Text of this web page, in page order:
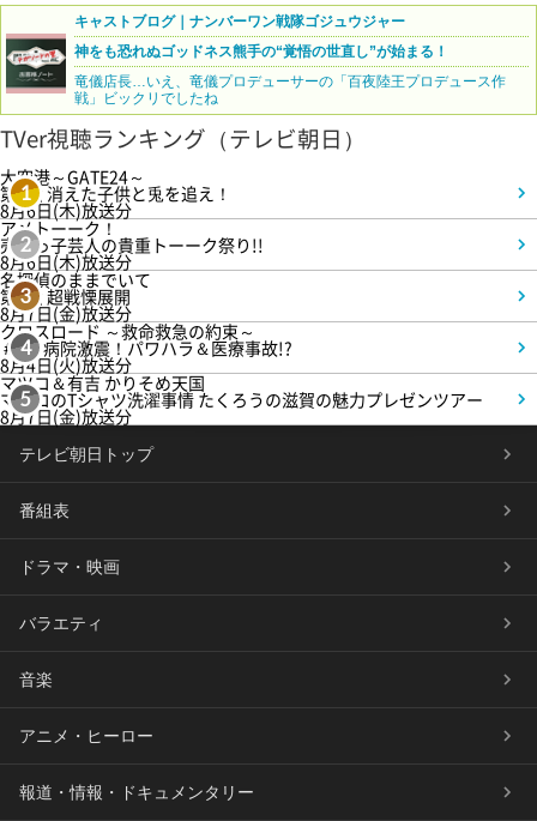
キャストブログ｜ナンバーワン戦隊ゴジュウジャー
神をも恐れぬゴッドネス熊手の“覚悟の世直し”が始まる！
竜儀店長…いえ、竜儀プロデューサーの「百夜陸王プロデュース作
戦」ビックリでしたね
TVer視聴ランキング（テレビ朝日）
1
大空港～GATE24～
第3話 消えた子供と兎を追え！
8月6日(木)放送分
2
アメトーーク！
売れっ子芸人の貴重トーーク祭り!!
8月6日(木)放送分
3
名探偵のままでいて
第4話 超戦慄展開
8月7日(金)放送分
4
クロスロード ～救命救急の約束～
＃5 病院激震！パワハラ＆医療事故!?
8月4日(火)放送分
5
マツコ＆有吉 かりそめ天国
マツコのTシャツ洗濯事情 たくろうの滋賀の魅力プレゼンツアー
8月7日(金)放送分
テレビ朝日トップ
番組表
ドラマ・映画
バラエティ
音楽
アニメ・ヒーロー
報道・情報・ドキュメンタリー